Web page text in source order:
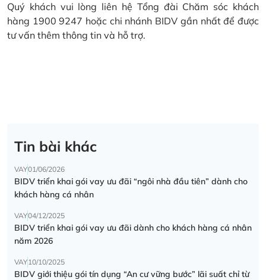
Quý khách vui lòng liên hệ Tổng đài Chăm sóc khách
hàng 1900 9247 hoặc chi nhánh BIDV gần nhất để được
tư vấn thêm thông tin và hỗ trợ.
Tin bài khác
VAY01/06/2026
BIDV triển khai gói vay ưu đãi “ngôi nhà đầu tiên” dành cho
khách hàng cá nhân
VAY04/12/2025
BIDV triển khai gói vay ưu đãi dành cho khách hàng cá nhân
năm 2026
VAY10/10/2025
BIDV giới thiệu gói tín dụng “An cư vững bước” lãi suất chỉ từ